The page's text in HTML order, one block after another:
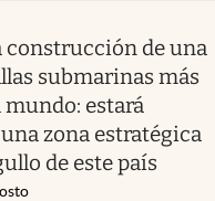
construcción de una
submarinas más
mundo: estará
zona estratégica
de este país